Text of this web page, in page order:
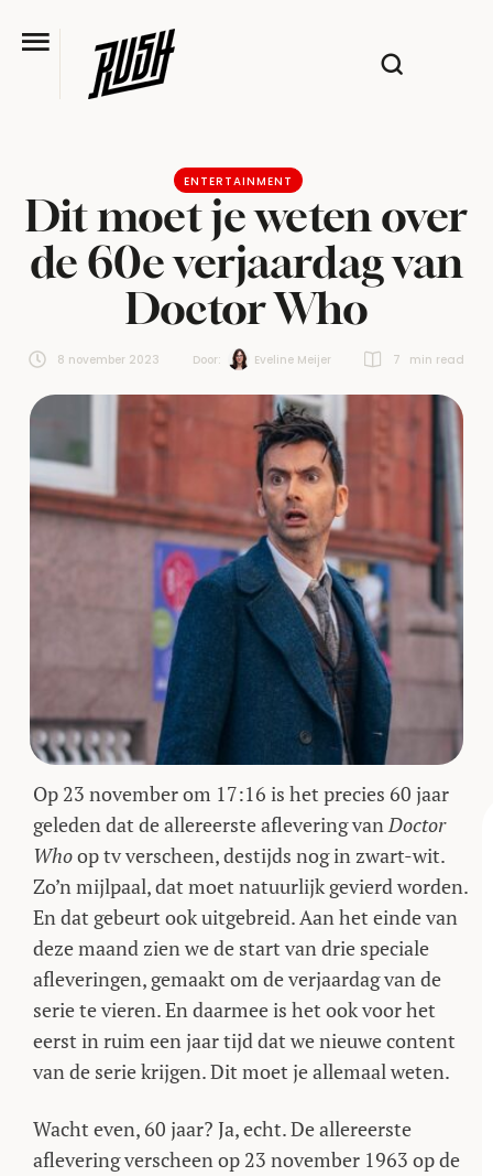
ENTERTAINMENT
Dit moet je weten over
de 60e verjaardag van
Doctor Who
8 november 2023 Door: Eveline Meijer 7 min read
Op 23 november om 17:16 is het precies 60 jaar
geleden dat de allereerste aflevering vanDoctor
Whoop tv verscheen, destijds nog in zwart-wit.
Zo’n mijlpaal, dat moet natuurlijk gevierd worden.
En dat gebeurt ook uitgebreid. Aan het einde van
deze maand zien we de start van drie speciale
afleveringen, gemaakt om de verjaardag van de
serie te vieren. En daarmee is het ook voor het
eerst in ruim een jaar tijd dat we nieuwe content
van de serie krijgen. Dit moet je allemaal weten.
Wacht even, 60 jaar? Ja, echt. De allereerste
aflevering verscheen op 23 november 1963 op de